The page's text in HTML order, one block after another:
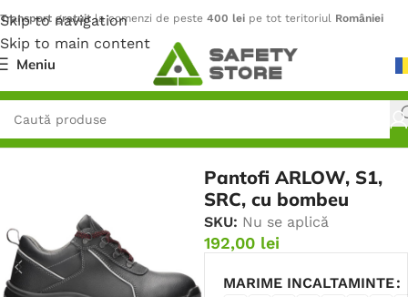
Skip to navigation
Skip to main content
Transport gratuitla comenzi de peste 400 lei pe tot teritoriul României
Meniu
Prima pagină/ Încălțăminte
Pantofi ARLOW, S1,
SRC, cu bombeu
SKU: Nu se aplică
192,00 lei
MARIME INCALTAMINTE